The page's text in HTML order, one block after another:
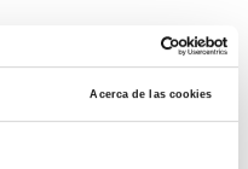
Acerca de las cookies